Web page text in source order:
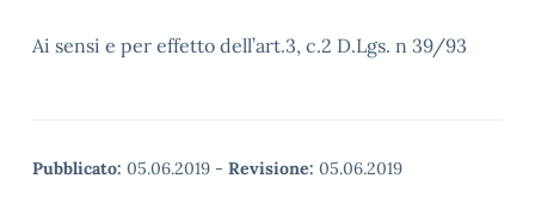
Ai sensi e per effetto dell’art.3, c.2 D.Lgs. n 39/93
Pubblicato: 05.06.2019 - Revisione: 05.06.2019